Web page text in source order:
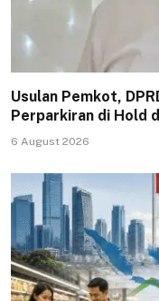
Usulan Pemkot,
Perparkiran di Hold
6 August 2026